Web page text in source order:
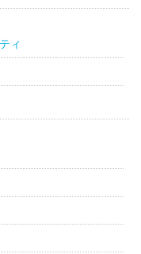
ィ